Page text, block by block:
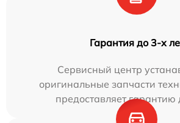
Гарантия до 3-х
Сервисный центр
оригинальные запчасти
предоставляет гарантию